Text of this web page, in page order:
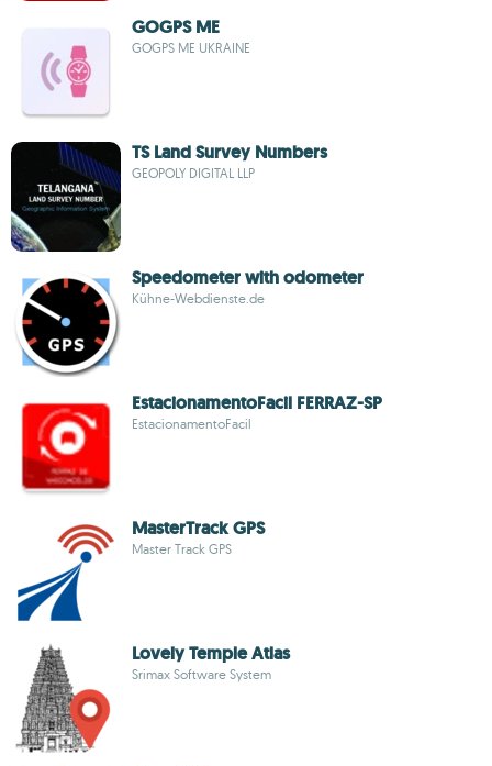
GOGPS ME
GOGPS ME UKRAINE
TS Land Survey Numbers
GEOPOLY DIGITAL LLP
Speedometer with odometer
Kühne-Webdienste.de
EstacionamentoFacil FERRAZ-SP
EstacionamentoFacil
MasterTrack GPS
Master Track GPS
Lovely Temple Atlas
Srimax Software System